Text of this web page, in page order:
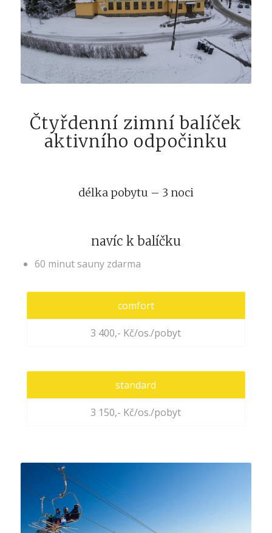
Čtyřdenní zimní balíček
aktivního odpočinku
délka pobytu – 3 noci
navíc k balíčku
60 minut sauny zdarma
comfort
3 400,- Kč/os./pobyt
standard
3 150,- Kč/os./pobyt